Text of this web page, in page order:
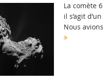
La comète
il s’agit
Nous